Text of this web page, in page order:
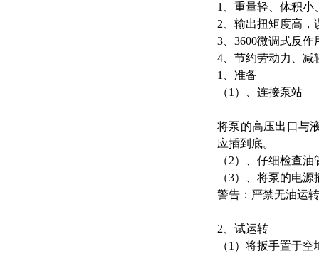
1、重量轻、体积小
2、输出扭矩度高，
3、3600微调式反
4、节约劳动力、减
1、准备
（1）、连接泵站
将泵的高压出口与
应插到底。
（2）、仔细检查油
（3）、将泵的电源
警告：严禁无油运
2、试运转
（1）将扳手置于空